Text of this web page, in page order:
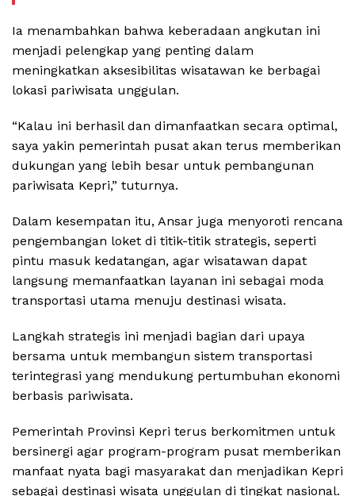
Ia menambahkan bahwa keberadaan angkutan ini
menjadi pelengkap yang penting dalam
meningkatkan aksesibilitas wisatawan ke berbagai
lokasi pariwisata unggulan.
“Kalau ini berhasil dan dimanfaatkan secara optimal,
saya yakin pemerintah pusat akan terus memberikan
dukungan yang lebih besar untuk pembangunan
pariwisata Kepri,” tuturnya.
Dalam kesempatan itu, Ansar juga menyoroti rencana
pengembangan loket di titik-titik strategis, seperti
pintu masuk kedatangan, agar wisatawan dapat
langsung memanfaatkan layanan ini sebagai moda
transportasi utama menuju destinasi wisata.
Langkah strategis ini menjadi bagian dari upaya
bersama untuk membangun sistem transportasi
terintegrasi yang mendukung pertumbuhan ekonomi
berbasis pariwisata.
Pemerintah Provinsi Kepri terus berkomitmen untuk
bersinergi agar program-program pusat memberikan
manfaat nyata bagi masyarakat dan menjadikan Kepri
sebagai destinasi wisata unggulan di tingkat nasional.